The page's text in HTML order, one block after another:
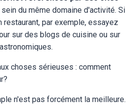
du même domaine d'activité. Si
par exemple, essayez
sur des blogs de cuisine ou sur
choses sérieuses : comment
n'est pas forcément la meilleure.